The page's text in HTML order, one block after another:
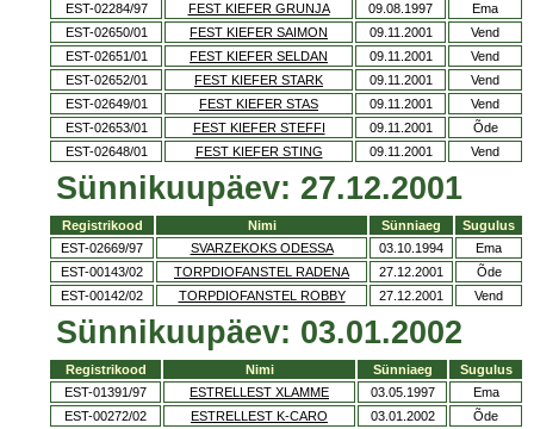
EST-02284/97
FEST KIEFER GRUNJA 09.08.1997
Ema
EST-02650/01
FEST KIEFER SAIMON 09.11.2001
Vend
EST-02651/01
FEST KIEFER SELDAN 09.11.2001
Vend
EST-02652/01
FEST KIEFER STARK 09.11.2001
Vend
EST-02649/01
FEST KIEFER STAS 09.11.2001
Vend
EST-02653/01
FEST KIEFER STEFFI 09.11.2001
Õde
EST-02648/01
FEST KIEFER STING 09.11.2001 Vend
Sünnikuupäev: 27.12.2001
Registrikood Nimi Sünniaeg
Sugulus
EST-02669/97
SVARZEKOKS ODESSA 03.10.1994
Ema
EST-00143/02
TORPDIOFANSTEL RADENA 27.12.2001
Õde
EST-00142/02
TORPDIOFANSTEL ROBBY 27.12.2001 Vend
Sünnikuupäev: 03.01.2002
Registrikood Nimi Sünniaeg
Sugulus
EST-01391/97
ESTRELLEST XLAMME 03.05.1997
Ema
EST-00272/02
ESTRELLEST K-CARO 03.01.2002
Õde